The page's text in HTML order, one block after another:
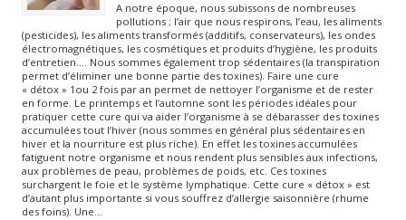
A notre époque, nous subissons de nombreuses
pollutions ; l’air que nous respirons, l’eau, les aliments
(pesticides), les aliments transformés (additifs, conservateurs), les ondes
électromagnétiques, les cosmétiques et produits d’hygiène, les produits
d’entretien…. Nous sommes également trop sédentaires (la transpiration
permet d’éliminer une bonne partie des toxines). Faire une cure
« détox » 1ou 2 fois par an permet de nettoyer l’organisme et de rester
en forme. Le printemps et l’automne sont les périodes idéales pour
pratiquer cette cure qui va aider l’organisme à se débarasser des toxines
accumulées tout l’hiver (nous sommes en général plus sédentaires en
hiver et la nourriture est plus riche). En effet les toxines accumulées
fatiguent notre organisme et nous rendent plus sensibles aux infections,
aux problèmes de peau, problèmes de poids, etc. Ces toxines
surchargent le foie et le système lymphatique. Cette cure « détox » est
d’autant plus importante si vous souffrez d’allergie saisonnière (rhume
des foins). Une…